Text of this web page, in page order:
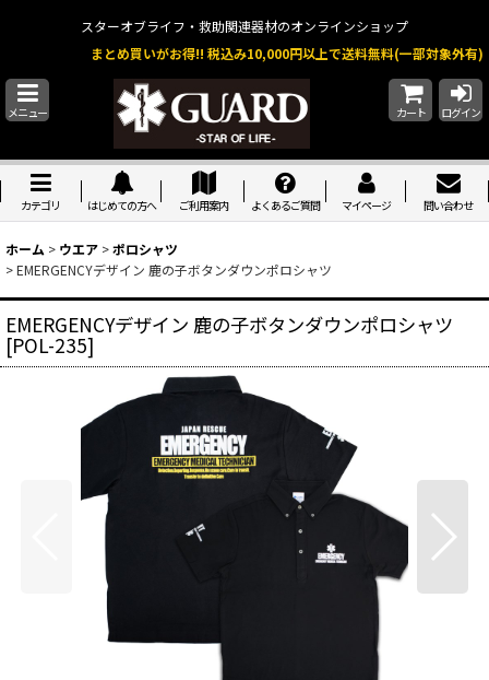
スターオブライフ・救助関連器材のオンラインショップ
まとめ買いがお得!! 税込み10,000円以上で送料無料(一部対象外有)
メニュー カート ログイン
カテゴリ はじめての方へ ご利用案内 よくあるご質問 マイページ 問い合わせ
ホーム > ウエア >ポロシャツ
>EMERGENCYデザイン 鹿の子ボタンダウンポロシャツ
EMERGENCYデザイン 鹿の子ボタンダウンポロシャツ
[POL-235]